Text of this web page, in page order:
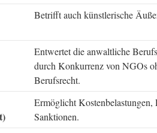
Betrifft auch künstlerische
Entwertet die anwaltliche
durch Konkurrenz von NGOs
Berufsrecht.
Ermöglicht Kostenbelastungen,
Sanktionen.